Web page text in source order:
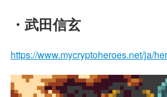
・武田信玄
https://www.mycryptoheroes.net/ja/